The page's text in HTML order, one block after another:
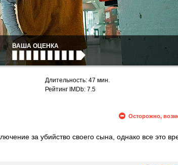
ВАША ОЦЕНКА
Длительность: 47 мин.
Рейтинг IMDb: 7.5
Осторожно,
за убийство своего сына, однако все это
невестка Рейчел Миллс и показывает